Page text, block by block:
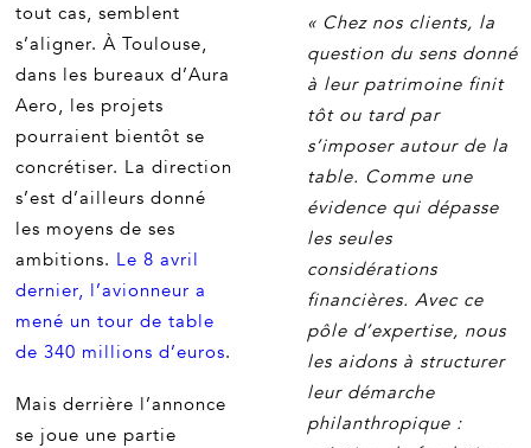
« Chez nos clients, la
question du sens donné
à leur patrimoine finit
tôt ou tard par
s’imposer autour de la
table. Comme une
évidence qui dépasse
les seules
considérations
financières. Avec ce
pôle d’expertise, nous
les aidons à structurer
leur démarche
philanthropique :
tout cas, semblent
s’aligner. À Toulouse,
dans les bureaux d’Aura
Aero, les projets
pourraient bientôt se
concrétiser. La direction
s’est d’ailleurs donné
les moyens de ses
ambitions. Le 8 avril
dernier, l’avionneur a
mené un tour de table
de 340 millions d’euros.
Mais derrière l’annonce
se joue une partie